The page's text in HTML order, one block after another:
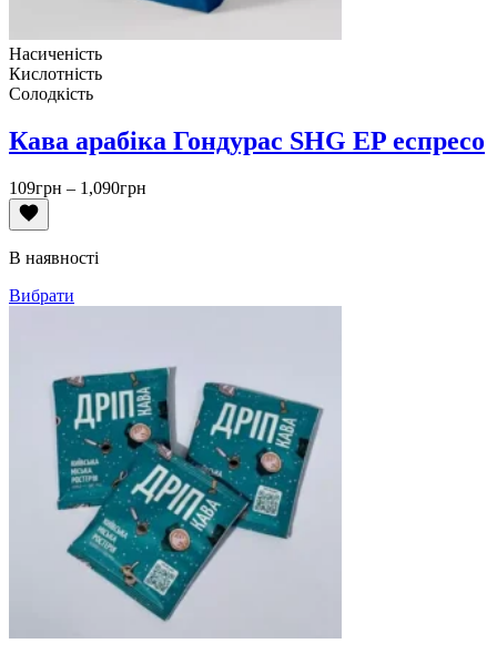
Насиченість
Кислотність
Солодкість
Кава арабіка Гондурас SHG EP еспресо
109грн – 1,090грн
В наявності
Вибрати